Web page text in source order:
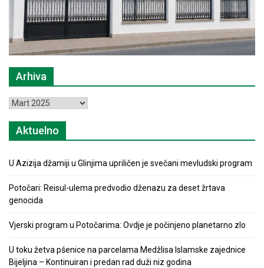
Arhiva
Arhiva
Aktuelno
U Azizija džamiji u Glinjima upriličen je svečani mevludski program
Potočari: Reisul-ulema predvodio dženazu za deset žrtava
genocida
Vjerski program u Potočarima: Ovdje je počinjeno planetarno zlo
U toku žetva pšenice na parcelama Medžlisa Islamske zajednice
Bijeljina – Kontinuiran i predan rad duži niz godina